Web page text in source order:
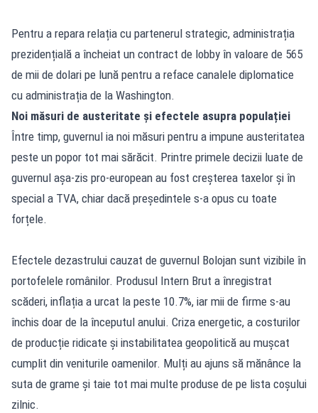
Pentru a repara relația cu partenerul strategic, administrația
prezidențială a încheiat un contract de lobby în valoare de 565
de mii de dolari pe lună pentru a reface canalele diplomatice
cu administrația de la Washington.
Noi măsuri de austeritate și efectele asupra populației
Între timp, guvernul ia noi măsuri pentru a impune austeritatea
peste un popor tot mai sărăcit. Printre primele decizii luate de
guvernul așa-zis pro-european au fost creșterea taxelor și în
special a TVA, chiar dacă președintele s-a opus cu toate
forțele.
Efectele dezastrului cauzat de guvernul Bolojan sunt vizibile în
portofelele românilor. Produsul Intern Brut a înregistrat
scăderi, inflația a urcat la peste 10.7%, iar mii de firme s-au
închis doar de la începutul anului. Criza energetic, a costurilor
de producție ridicate și instabilitatea geopolitică au mușcat
cumplit din veniturile oamenilor. Mulți au ajuns să mănânce la
suta de grame și taie tot mai multe produse de pe lista coșului
zilnic.